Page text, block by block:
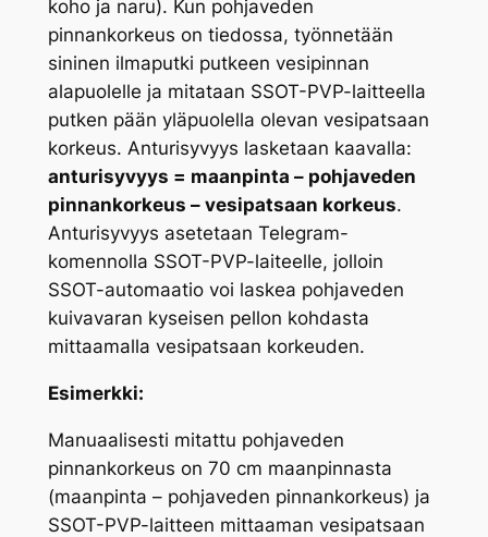
koho ja naru). Kun pohjaveden
pinnankorkeus on tiedossa, työnnetään
sininen ilmaputki putkeen vesipinnan
alapuolelle ja mitataan SSOT-PVP-laitteella
putken pään yläpuolella olevan vesipatsaan
korkeus. Anturisyvyys lasketaan kaavalla:
anturisyvyys = maanpinta – pohjaveden
pinnankorkeus – vesipatsaan korkeus.
Anturisyvyys asetetaan Telegram-
komennolla SSOT-PVP-laiteelle, jolloin
SSOT-automaatio voi laskea pohjaveden
kuivavaran kyseisen pellon kohdasta
mittaamalla vesipatsaan korkeuden.
Esimerkki:
Manuaalisesti mitattu pohjaveden
pinnankorkeus on 70 cm maanpinnasta
(maanpinta – pohjaveden pinnankorkeus) ja
SSOT-PVP-laitteen mittaaman vesipatsaan